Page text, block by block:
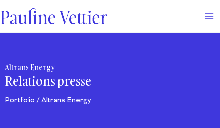
au
contenu
Altrans Energy
Relations presse
Portfolio / Altrans Energy